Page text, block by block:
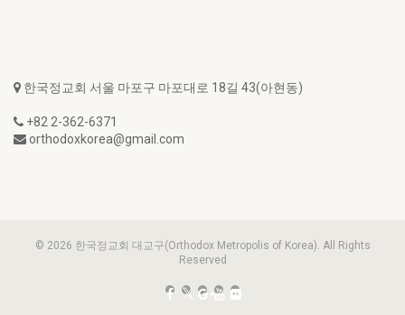
한국정교회 서울 마포구 마포대로 18길 43(아현동)
+82 2-362-6371
orthodoxkorea@gmail.com
© 2026 한국정교회 대교구(Orthodox Metropolis of Korea). All Rights
Reserved